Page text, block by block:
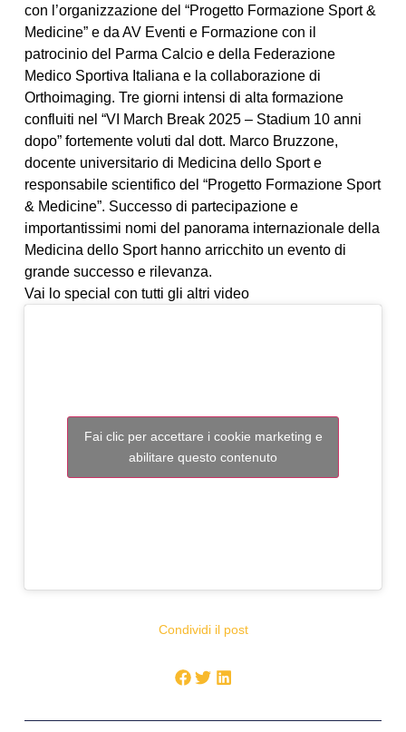
con l’organizzazione del “Progetto Formazione Sport &
Medicine” e da AV Eventi e Formazione con il
patrocinio del Parma Calcio e della Federazione
Medico Sportiva Italiana e la collaborazione di
Orthoimaging. Tre giorni intensi di alta formazione
confluiti nel “VI March Break 2025 – Stadium 10 anni
dopo” fortemente voluti dal dott. Marco Bruzzone,
docente universitario di Medicina dello Sport e
responsabile scientifico del “Progetto Formazione Sport
& Medicine”. Successo di partecipazione e
importantissimi nomi del panorama internazionale della
Medicina dello Sport hanno arricchito un evento di
grande successo e rilevanza.
Vai lo special con tutti gli altri video
Fai clic per accettare i cookie marketing e
abilitare questo contenuto
Condividi il post